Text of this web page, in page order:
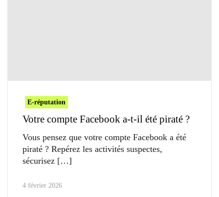
E-réputation
Votre compte Facebook a-t-il été piraté ?
Vous pensez que votre compte Facebook a été
piraté ? Repérez les activités suspectes,
sécurisez
4 février 2026